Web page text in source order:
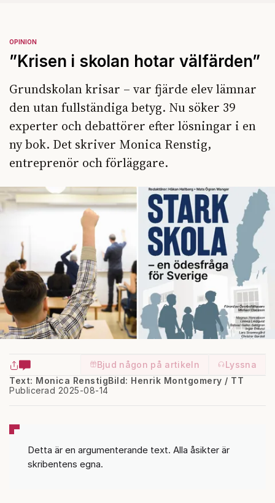
OPINION
”Krisen i skolan hotar välfärden”
Grundskolan krisar – var fjärde elev lämnar
den utan fullständiga betyg. Nu söker 39
experter och debattörer efter lösningar i en
ny bok. Det skriver Monica Renstig,
entreprenör och förläggare.
Bjud någon på artikeln
Lyssna
Text: Monica Renstig
Publicerad 2025-08-14
Bild: Henrik Montgomery / TT
Detta är en argumenterande text. Alla åsikter är
skribentens egna.